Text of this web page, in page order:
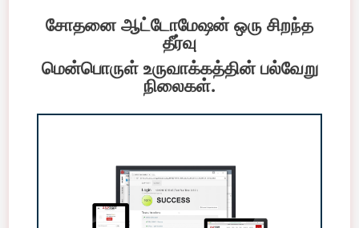
சோதனை ஆட்டோமேஷன் ஒரு சிறந்த
தீர்வு
மென்பொருள் உருவாக்கத்தின் பல்வேறு
நிலைகள்.